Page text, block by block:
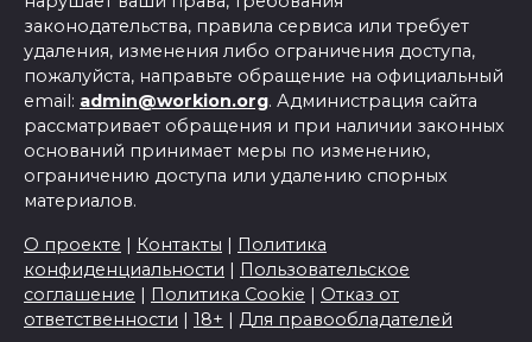
законодательства, правила сервиса или требует
удаления, изменения либо ограничения доступа,
пожалуйста, направьте обращение на официальный
email: admin@workion.org. Администрация сайта
рассматривает обращения и при наличии законных
оснований принимает меры по изменению,
ограничению доступа или удалению спорных
материалов.
О проекте | Контакты | Политика
конфиденциальности | Пользовательское
соглашение | Политика Cookie | Отказ от
ответственности | 18+ | Для правообладателей